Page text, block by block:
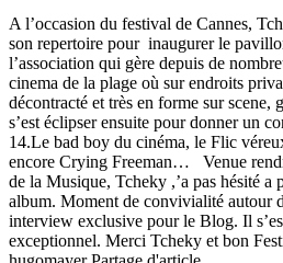
A l’occasion du festival de Cannes,
son repertoire pour inaugurer le
l’association qui gère depuis de
cinema de la plage où sur endroits
décontracté et très en forme sur
s’est éclipser ensuite pour donner un
14.Le bad boy du cinéma, le Flic
encore Crying Freeman… Venue
de la Musique, Tcheky ,’a pas hésité a
album. Moment de convivialité autour
interview exclusive pour le Blog. Il
exceptionnel. Merci Tcheky et bon